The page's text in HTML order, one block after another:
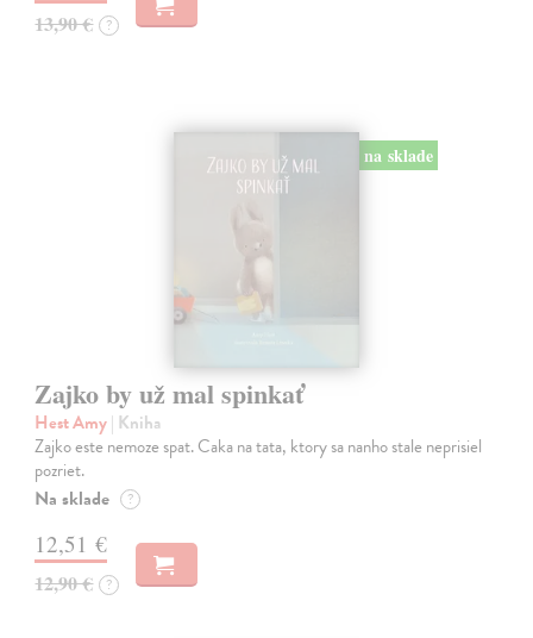
13,90 € ?
na sklade
Zajko by už mal spinkať
Hest Amy| Kniha
Zajko este nemoze spat. Caka na tata, ktory sa nanho stale neprisiel
pozriet.
Na sklade ?
12,51 €
12,90 € ?